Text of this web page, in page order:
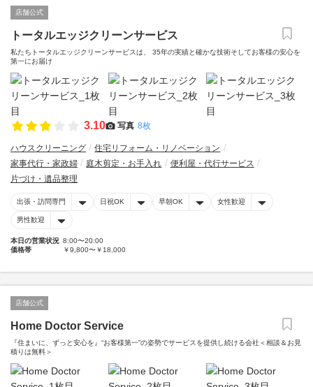
店舗公式
トータルエッジクリーンサービス
私たちトータルエッジクリーンサービスは、 35年の実績と確かな技術そしてお客様の安心を
第一にお届け
3.10 写真 8枚
ハウスクリーニング
住宅リフォーム・リノベーション
家事代行・家政婦
庭木剪定・お手入れ
便利屋・代行サービス
片づけ・遺品整理
出張・訪問専門 日祝OK 早朝OK 女性歓迎
男性歓迎
本日の営業状況 8:00〜20:00
価格帯
￥9,800〜￥18,000
店舗公式
Home Doctor Service
『住まいに、ずっと安心を』“お客様第一”の姿勢でサービスを提供し続ける会社＜相談＆お見
積りは無料＞